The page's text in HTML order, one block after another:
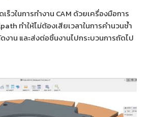
ร็วในการทำงาน CAM ด้วยเครื่องมือการ
ทำให้ไม่ต้องเสียเวลาในการคำนวนซ้ำ
งาน และส่งต่อชิ้นงานไปกระบวนการถัดไป